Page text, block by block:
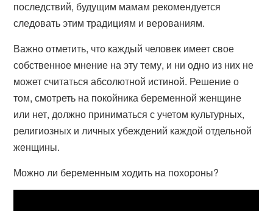
последствий, будущим мамам рекомендуется
следовать этим традициям и верованиям.
Важно отметить, что каждый человек имеет свое
собственное мнение на эту тему, и ни одно из них не
может считаться абсолютной истиной. Решение о
том, смотреть на покойника беременной женщине
или нет, должно приниматься с учетом культурных,
религиозных и личных убеждений каждой отдельной
женщины.
Можно ли беременным ходить на похороны?